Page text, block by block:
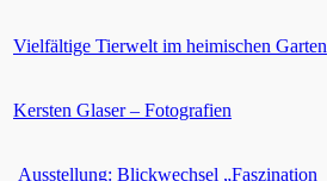
Vielfältige Tierwelt im heimischen Garten
Kersten Glaser – Fotografien
Ausstellung: Blickwechsel „Faszination